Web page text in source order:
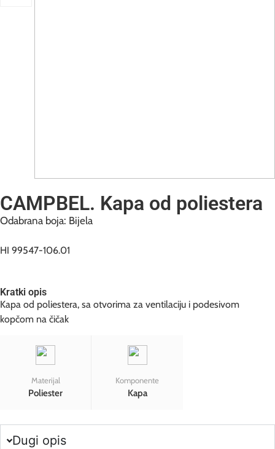
CAMPBEL. Kapa od poliestera
Odabrana boja: Bijela
HI 99547-106.01
Kratki opis
Kapa od poliestera, sa otvorima za ventilaciju i podesivom
kopčom na čičak
Materijal
Poliester
Komponente
Kapa
Dugi opis